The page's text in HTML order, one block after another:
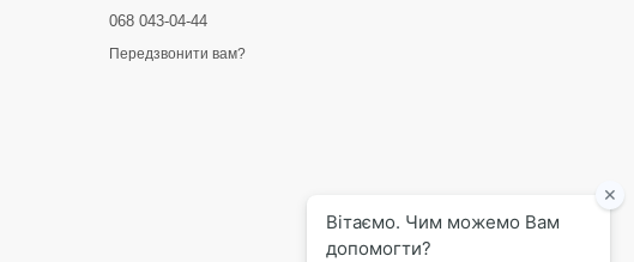
068 043-04-44
Передзвонити вам?